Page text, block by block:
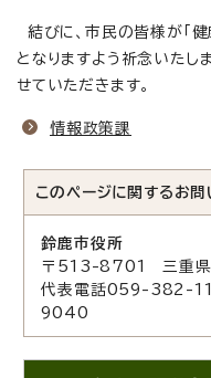
結びに、市民の皆様が「健
となりますよう祈念いたし
せていただきます。
情報政策課
このページに関する お問
鈴鹿市役所
〒513-8701 三重県
代表電話059-382-
9040